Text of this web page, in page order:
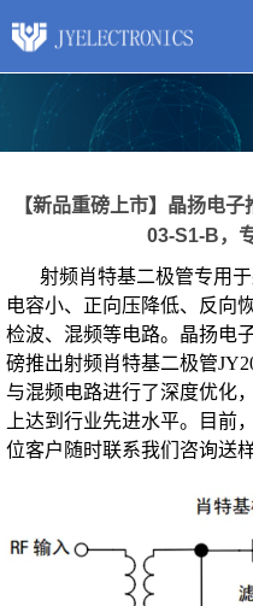
【新品重磅上市】晶扬电
03-S1-B，
射频肖特基二极管专用
电容小、正向压降低、反向
检波、混频等电路。晶扬电
磅推出射频肖特基二极管
与混频电路进行了深度优化
上达到行业先进水平。目前
位客户随时联系我们咨询送样